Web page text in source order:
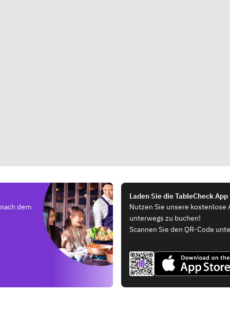
dem
Laden Sie die TableCheck
Nutzen Sie unsere kostenlose
unterwegs zu buchen!
Scannen Sie den QR-Code